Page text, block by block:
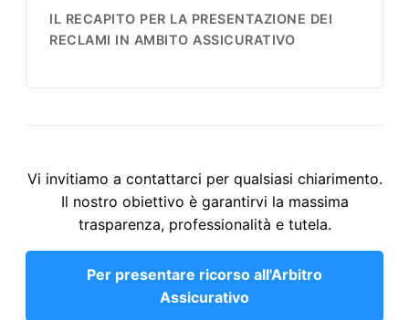
IL RECAPITO PER LA PRESENTAZIONE DEI
RECLAMI IN AMBITO ASSICURATIVO
Vi invitiamo a contattarci per qualsiasi chiarimento.
Il nostro obiettivo è garantirvi la massima
trasparenza, professionalità e tutela.
Per presentare ricorso all'Arbitro
Assicurativo